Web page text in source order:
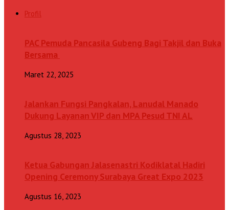
Profil
PAC Pemuda Pancasila Gubeng Bagi Takjil dan Buka
Bersama
Maret 22, 2025
Jalankan Fungsi Pangkalan, Lanudal Manado
Dukung Layanan VIP dan MPA Pesud TNI AL
Agustus 28, 2023
Ketua Gabungan Jalasenastri Kodiklatal Hadiri
Opening Ceremony Surabaya Great Expo 2023
Agustus 16, 2023